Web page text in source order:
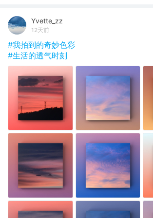
Yvette_zz
12天前
#我拍到的奇妙色彩
#生活的透气时刻